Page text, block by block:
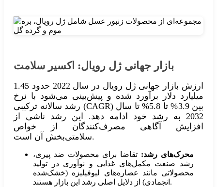
بازار جهانی ژل رویال: اکسیر سلامت
ارزش بازار جهانی ژل رویال در سال 2022 حدود 1.45
میلیارد دلار برآورد شده و پیش‌بینی می‌شود با نرخ
رشد سالانه ترکیبی (CAGR) بین 3.9% تا 5.8% تا سال
2032 به رشد خود ادامه دهد. این رشد ناشی از
افزایش آگاهی مصرف‌کنندگان از خواص
سلامتی‌بخش آن است.
محرک‌های رشد: تقاضا برای محصولات ضد پیری،
رشد صنعت مکمل‌های غذایی و نوآوری در تولید
محصولاتی مانند عصاره‌های لیوفیلیزه (خشک‌شده
انجمادی) از دلایل اصلی رشد این بازار هستند.